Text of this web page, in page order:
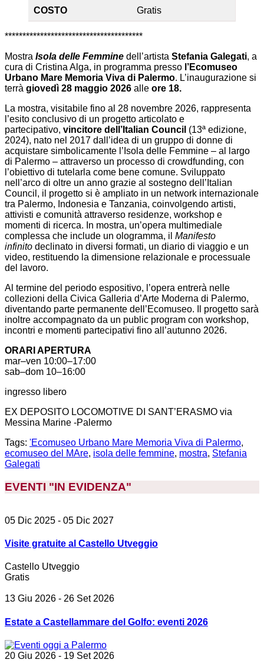
COSTO Gratis
***************************************
Mostra Isola delle Femmine dell’artista Stefania Galegati, a
cura di Cristina Alga, in programma presso l’Ecomuseo
Urbano Mare Memoria Viva di Palermo. L’inaugurazione si
terrà giovedì 28 maggio 2026 alle ore 18.
La mostra, visitabile fino al 28 novembre 2026, rappresenta
l’esito conclusivo di un progetto articolato e
partecipativo, vincitore dell’Italian Council (13ª edizione,
2024), nato nel 2017 dall’idea di un gruppo di donne di
acquistare simbolicamente l’Isola delle Femmine – al largo
di Palermo – attraverso un processo di crowdfunding, con
l’obiettivo di tutelarla come bene comune. Sviluppato
nell’arco di oltre un anno grazie al sostegno dell’Italian
Council, il progetto si è ampliato in un network internazionale
tra Palermo, Indonesia e Tanzania, coinvolgendo artisti,
attivisti e comunità attraverso residenze, workshop e
momenti di ricerca. In mostra, un’opera multimediale
complessa che include un ologramma, il Manifesto
infinito declinato in diversi formati, un diario di viaggio e un
video, restituendo la dimensione relazionale e processuale
del lavoro.
Al termine del periodo espositivo, l’opera entrerà nelle
collezioni della Civica Galleria d’Arte Moderna di Palermo,
diventando parte permanente dell’Ecomuseo. Il progetto sarà
inoltre accompagnato da un public program con workshop,
incontri e momenti partecipativi fino all’autunno 2026.
ORARI APERTURA
mar–ven 10:00–17:00
sab–dom 10–16:00
ingresso libero
EX DEPOSITO LOCOMOTIVE DI SANT’ERASMO via
Messina Marine -Palermo
Tags: 'Ecomuseo Urbano Mare Memoria Viva di Palermo,
ecomuseo del MAre, isola delle femmine, mostra, Stefania
Galegati
EVENTI "IN EVIDENZA"
05 Dic 2025 - 05 Dic 2027
Visite gratuite al Castello Utveggio
Castello Utveggio
Gratis
13 Giu 2026 - 26 Set 2026
Estate a Castellammare del Golfo: eventi 2026
20 Giu 2026 - 19 Set 2026